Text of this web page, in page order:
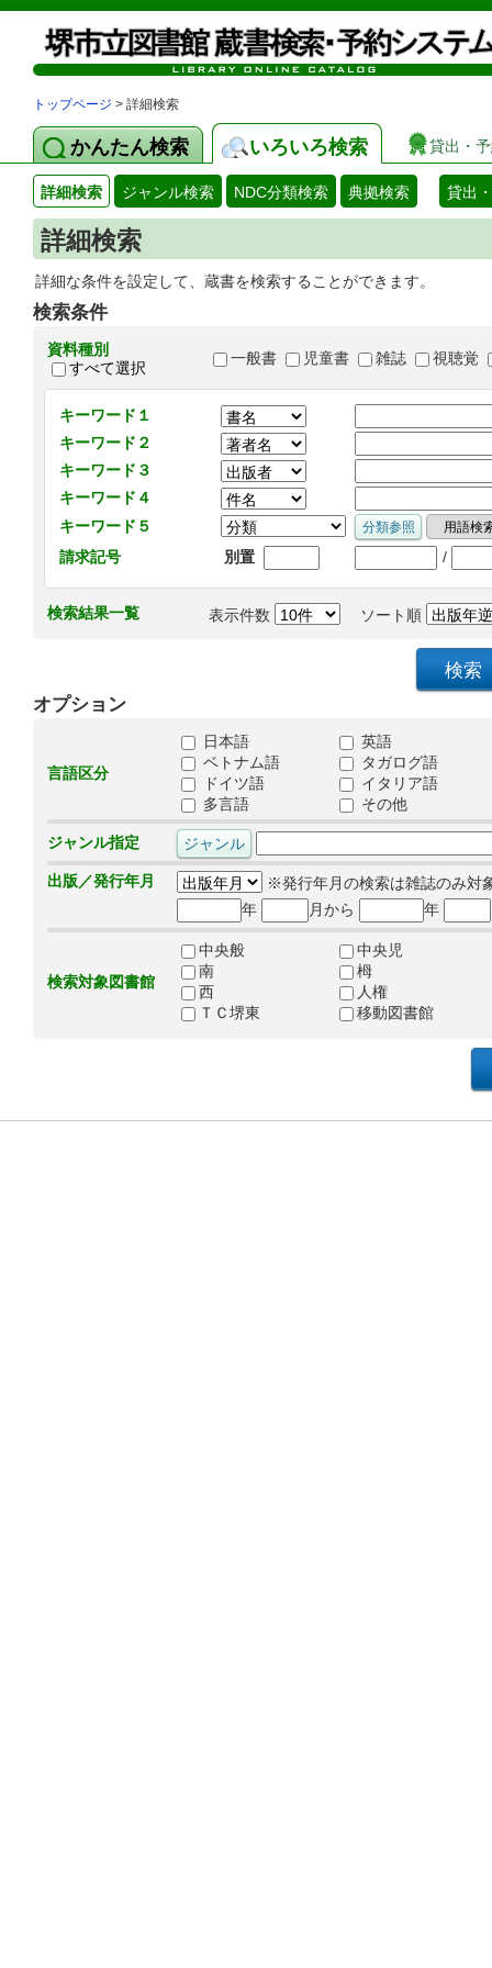
トップページ > 詳細検索
かんたん検索 いろいろ検索 貸出・
詳細検索 ジャンル検索 NDC分類検索 典拠検索 貸出
詳細検索
詳細な条件を設定して、蔵書を検索することができます。
検索条件
資料種別
すべて選択
一般書 児童書 雑誌 視聴覚
キーワード１
キーワード２
キーワード３
キーワード４
キーワード５
請求記号
別置 /
検索結果一覧 表示件数 ソート順
オプション
言語区分
日本語
英語
ベトナム語
タガログ語
ドイツ語
イタリア語
多言語
その他
ジャンル指定
出版／発行年月
※発行年月の検索は雑誌のみ対
年
月から 年
検索対象図書館
中央般
中央児
南
栂
西
人権
ＴＣ堺東
移動図書館